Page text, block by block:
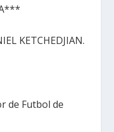
KETCHEDJIAN.
de Futbol de